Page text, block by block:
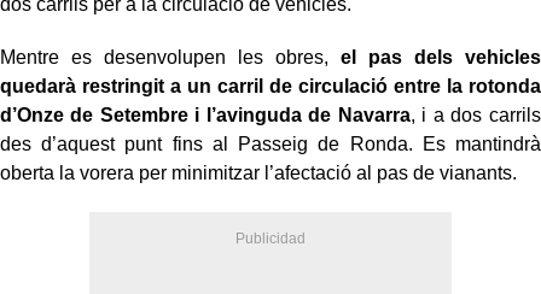
dos carrils per a la circulació de vehicles.
Mentre es desenvolupen les obres, el pas dels vehicles
quedarà restringit a un carril de circulació entre la rotonda
d’Onze de Setembre i l’avinguda de Navarra, i a dos carrils
des d’aquest punt fins al Passeig de Ronda. Es mantindrà
oberta la vorera per minimitzar l’afectació al pas de vianants.